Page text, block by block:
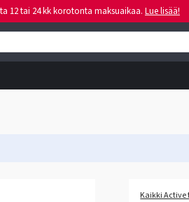
12 tai 24 kk korotonta maksuaikaa. Lue lisää!
Kaikki